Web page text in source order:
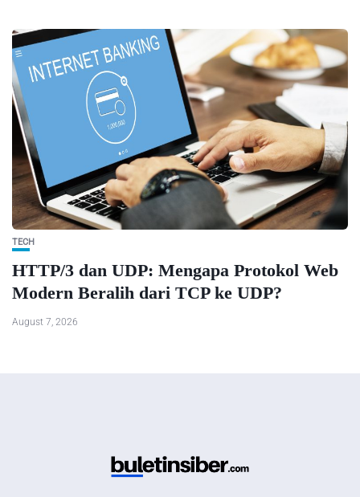
TECH
HTTP/3 dan UDP: Mengapa Protokol Web
Modern Beralih dari TCP ke UDP?
August 7, 2026